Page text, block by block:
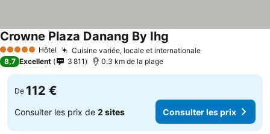
5 Étoiles Hôtel Cuisine variée, locale et internationaleConsulter les
Crowne Plaza Danang By Ihg
8,7 Excellent 3 811 0.3 km de la plage
De 112 €
Consulter les prix de 2 sites Consulter les prix